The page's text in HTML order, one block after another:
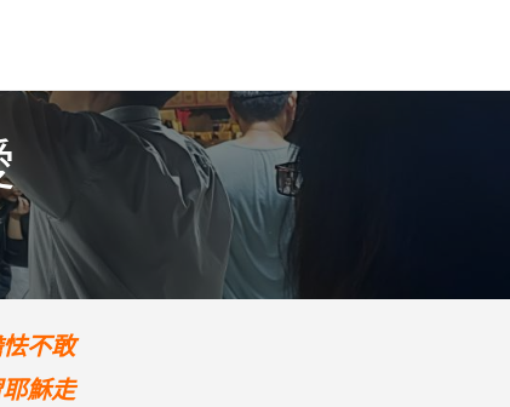
不敢
穌走